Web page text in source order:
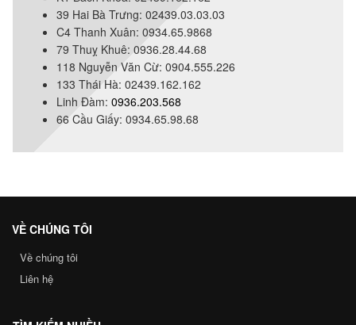
39 Hai Bà Trưng: 02439.03.03.03
C4 Thanh Xuân: 0934.65.9868
79 Thuỵ Khuê: 0936.28.44.68
118 Nguyễn Văn Cừ: 0904.555.226
133 Thái Hà: 02439.162.162
Linh Đàm: 0936.203.568
66 Cầu Giấy: 0934.65.98.68
VỀ CHÚNG TÔI
Về chúng tôi
Liên hệ